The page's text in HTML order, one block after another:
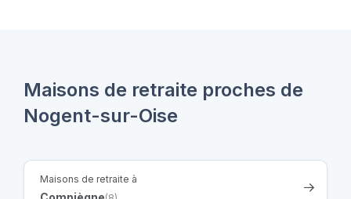
Maisons de retraite proches de
Nogent-sur-Oise
Maisons de retraite à